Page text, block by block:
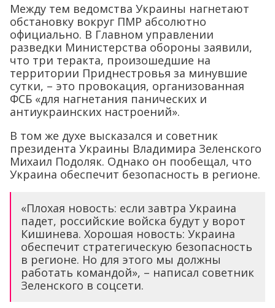
Между тем ведомства Украины нагнетают
обстановку вокруг ПМР абсолютно
официально. В Главном управлении
разведки Министерства обороны заявили,
что три теракта, произошедшие на
территории Приднестровья за минувшие
сутки, – это провокация, организованная
ФСБ «для нагнетания панических и
антиукраинских настроений».
В том же духе высказался и советник
президента Украины Владимира Зеленского
Михаил Подоляк. Однако он пообещал, что
Украина обеспечит безопасность в регионе.
«Плохая новость: если завтра Украина
падет, российские войска будут у ворот
Кишинева. Хорошая новость: Украина
обеспечит стратегическую безопасность
в регионе. Но для этого мы должны
работать командой», – написал советник
Зеленского в соцсети.